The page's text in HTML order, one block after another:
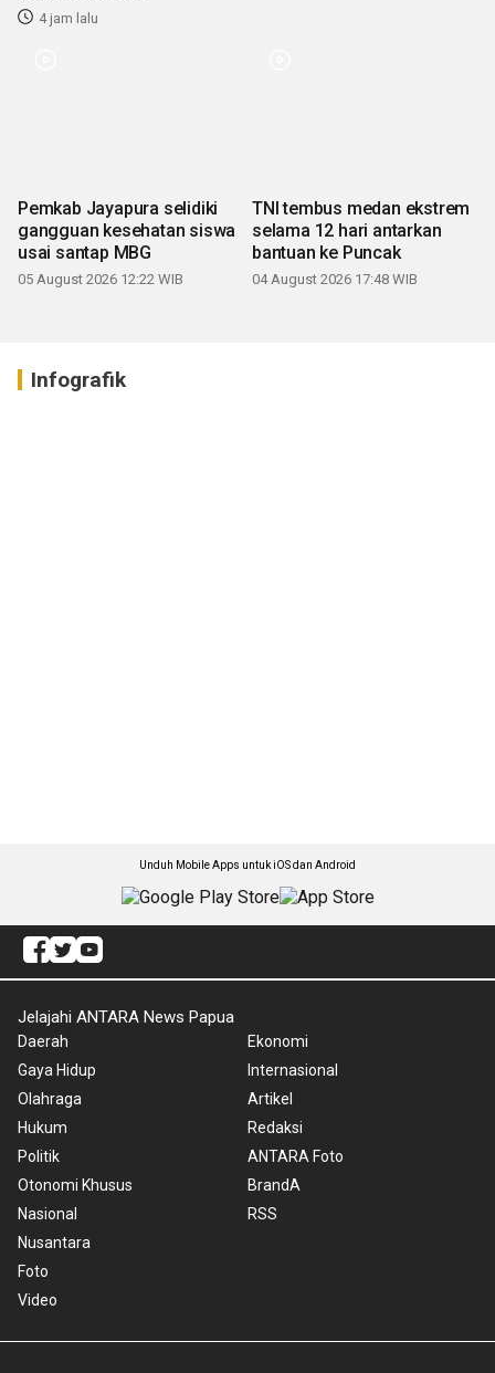
4 jam lalu
Pemkab Jayapura selidiki
gangguan kesehatan siswa
usai santap MBG
05 August 2026 12:22 WIB
TNI tembus medan ekstrem
selama 12 hari antarkan
bantuan ke Puncak
04 August 2026 17:48 WIB
Infografik
Unduh Mobile Apps untuk iOS dan Android
Jelajahi ANTARA News Papua
Daerah
Gaya Hidup
Olahraga
Hukum
Politik
Otonomi Khusus
Nasional
Nusantara
Foto
Video
Ekonomi
Internasional
Artikel
Redaksi
ANTARA Foto
BrandA
RSS